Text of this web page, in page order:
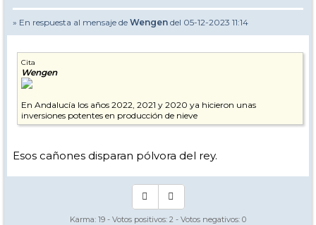
» En respuesta al mensaje de Wengen del 05-12-2023 11:14
Cita
Wengen
En Andalucía los años 2022, 2021 y 2020 ya hicieron unas
inversiones potentes en producción de nieve
Esos cañones disparan pólvora del rey.
Karma: 19 - Votos positivos: 2 - Votos negativos: 0